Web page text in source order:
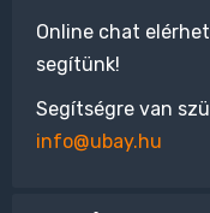
Online chat
segítünk!
Segítségre van
info@ubay.hu